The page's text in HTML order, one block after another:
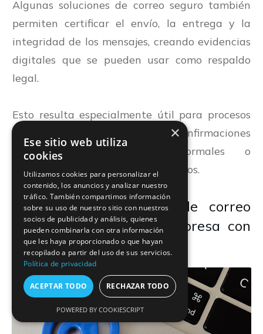
Algunas soluciones de correo seguro también
permiten certificar el envío, la entrega y la
integridad de los mensajes, creando evidencias
digitales que se pueden usar como respaldo
legal.
Esto resulta especialmente útil para procesos
como: envío de contratos, confirmaciones
comerciales, notificaciones formales o
intercambio de documentos firmados.
¡Opta por una opción de correo
seguro y protege tu empresa con
CertSuperior!
×
Ese sitio web utiliza
cookies
Utilizamos cookies para personalizar el
contenido, los anuncios y analizar nuestro
tráfico. También compartimos información
sobre su uso de nuestro sitio con nuestros
socios de publicidad y análisis, quienes
pueden combinarla con otra información
que les haya proporcionado o que hayan
recopilado a partir del uso de sus servicios.
Política de privacidad
ACEPTAR TODO RECHAZAR TODO
POWERED BY COOKIESCRIPT